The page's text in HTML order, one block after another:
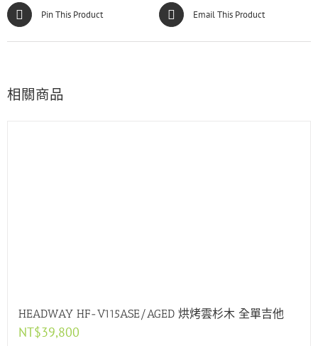
Pin This Product Email This Product
相關商品
HEADWAY HF-V115ASE/AGED 烘烤雲杉木 全單吉他
NT$39,800